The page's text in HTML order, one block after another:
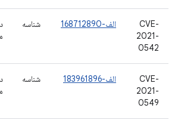
CVE-
2021-
0542
الف-168712890 شناسه
CVE-
2021-
0549
الف-183961896 شناسه